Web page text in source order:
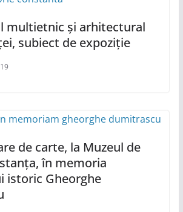
multietnic și arhitectural
subiect de expoziție
de carte, la Muzeul de
în memoria
istoric Gheorghe